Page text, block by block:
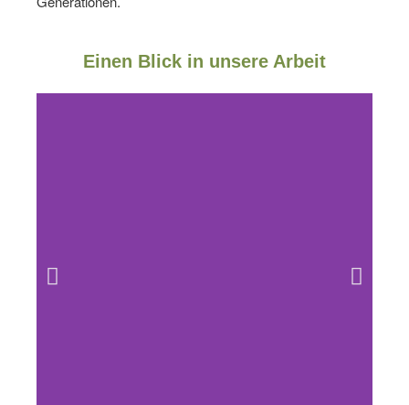
Einen Blick in unsere Arbeit